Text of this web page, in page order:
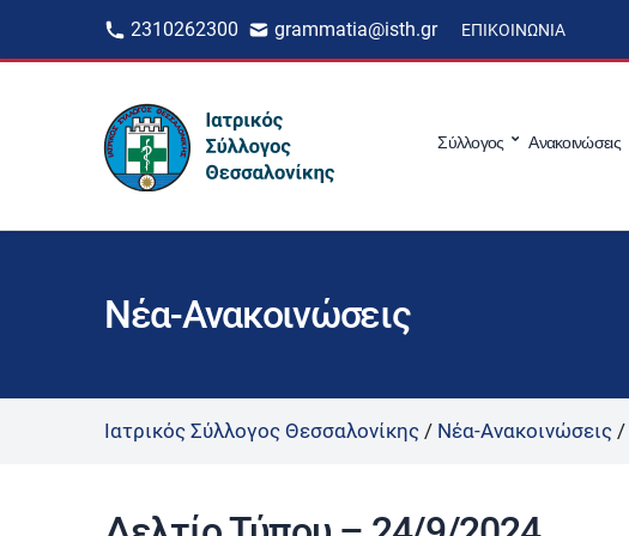
2310262300 grammatia@isth.gr ΕΠΙΚΟΙΝΩΝΊΑ
Σύλλογος Ανακοινώσεις
Νέα-Ανακοινώσεις
Ιατρικός Σύλλογος Θεσσαλονίκης / Νέα-Ανακοινώσεις /